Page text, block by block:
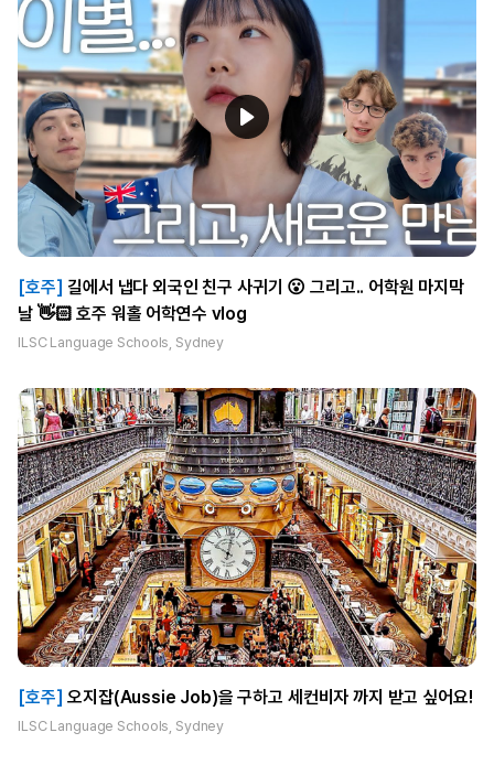
[호주] 길에서 냅다 외국인 친구 사귀기 😮 그리고.. 어학원 마지막
날 👋🏻 호주 워홀 어학연수 vlog
ILSC Language Schools, Sydney
[호주] 오지잡(Aussie Job)을 구하고 세컨비자 까지 받고 싶어요!
ILSC Language Schools, Sydney